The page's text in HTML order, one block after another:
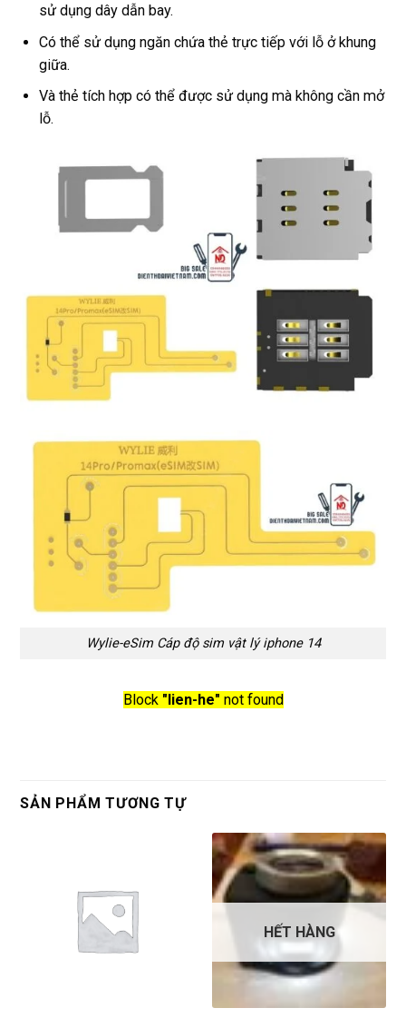
sử dụng dây dẫn bay.
Có thể sử dụng ngăn chứa thẻ trực tiếp với lỗ ở khung
giữa.
Và thẻ tích hợp có thể được sử dụng mà không cần mở
lỗ.
Wylie-eSim Cáp độ sim vật lý iphone 14
Block "lien-he" not found
SẢN PHẨM TƯƠNG TỰ
HẾT HÀNG